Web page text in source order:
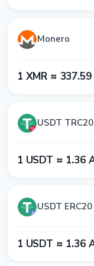
Monero
1​ XMR ≈ 3​3​7​.5​9​
USDT TRC20
1​ USDT ≈ 1​.3​6​
USDT ERC20
1​ USDT ≈ 1​.3​6​